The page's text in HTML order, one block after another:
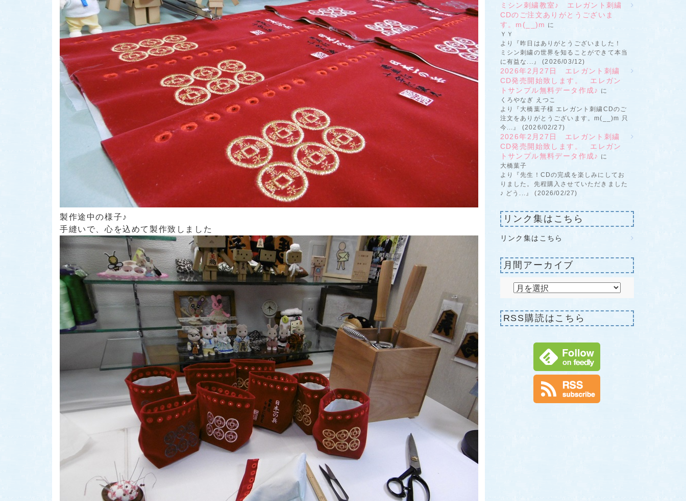
製作途中の様子♪
手縫いで、心を込めて製作致しました
ミシン刺繍教室♪ エレガント刺繍
CDのご注文ありがとうございま
す。m(__)m に
ＹＹ
より『昨日はありがとうございました！
ミシン刺繍の世界を知ることができて本当
に有益な...』 (2026/03/12)
2026年2月27日 エレガント刺繍
CD発売開始致します。 エレガン
トサンプル無料データ作成♪ に
くろやなぎ えつこ
より『大橋葉子様 エレガント刺繍CDのご
注文をありがとうございます。m(__)m 只
今...』 (2026/02/27)
2026年2月27日 エレガント刺繍
CD発売開始致します。 エレガン
トサンプル無料データ作成♪ に
大橋葉子
より『先生！CDの完成を楽しみにしてお
りました。先程購入させていただきました
♪ どう...』 (2026/02/27)
リンク集はこちら
リンク集はこちら
月間アーカイブ
RSS購読はこちら